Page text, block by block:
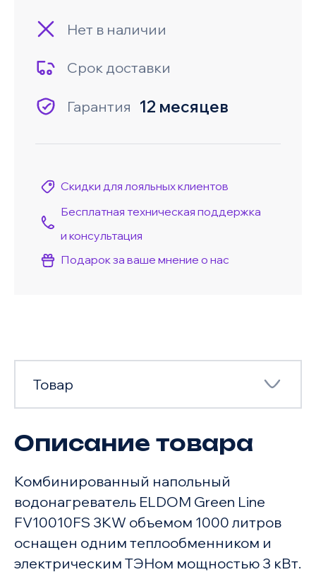
Нет в наличии
Срок доставки
Гарантия 12 месяцев
Скидки для лояльных клиентов
Бесплатная техническая поддержка
и консультация
Подарок за ваше мнение о нас
Товар
Товар
Характеристики
Описание товара
Комбинированный напольный
водонагреватель ELDOM Green Line
FV10010FS 3KW объемом 1000 литров
оснащен одним теплообменником и
электрическим ТЭНом мощностью 3 кВт.